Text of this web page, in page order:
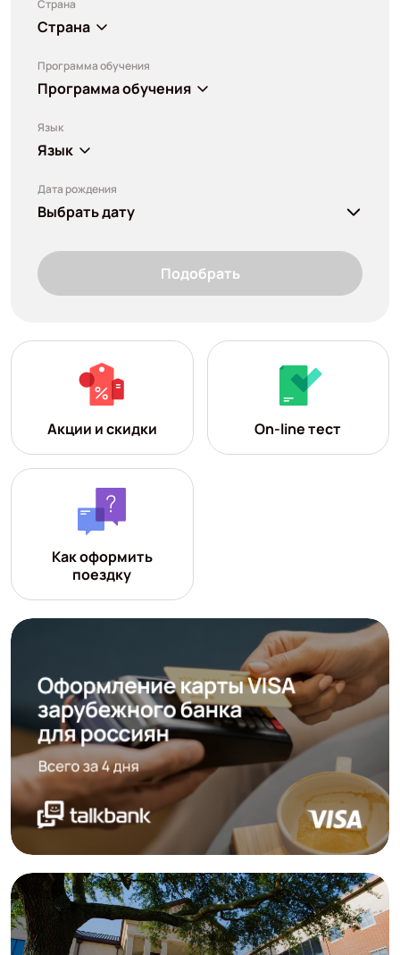
Страна
Страна
Программа обучения
Программа обучения
Язык
Язык
Дата рождения
Выбрать дату
Подобрать
Акции и скидки On-line тест
Как оформить
поездку